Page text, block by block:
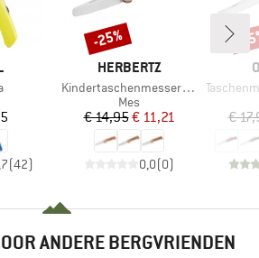
(42)
MERK
HERBERTZ
Artikel
Kindertaschenmesser mit Motiv
Productgroep
Mes
Prijs
€ 14,95Verlaagde prijs
€ 11,21
0,0(0)
Korting
-25%
Artikel
€
-
ANDERE BERGVRIENDEN